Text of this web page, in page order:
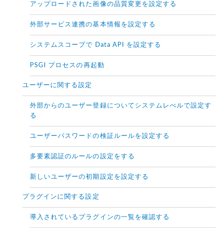
アップロードされた画像の品質変更を設定する
外部サービス連携の基本情報を設定する
システムスコープで Data API を設定する
PSGI プロセスの再起動
ユーザーに関する設定
外部からのユーザー登録についてシステムレべルで設定す
る
ユーザーパスワードの検証ルールを設定する
多要素認証のルールの設定をする
新しいユーザーの初期設定を設定する
プラグインに関する設定
導入されているプラグインの一覧を確認する